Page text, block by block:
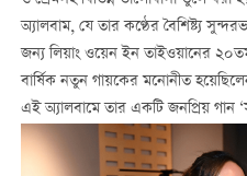
অ্যালবাম, যে তার কণ্ঠের বৈশিষ্ট্য
জন্য লিয়াং ওয়েন ইন তাইওয়ানের ২০তম
বার্ষিক নতুন গায়কের মনোনীত
এই অ্যালবামে তার একটি জনপ্রিয় গান